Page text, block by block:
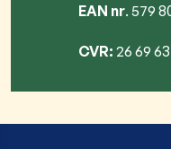
EAN nr. 579
CVR: 26 69